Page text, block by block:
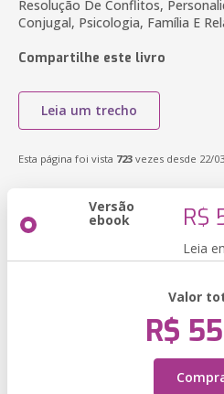
Resolução De Conflitos,
Conjugal, Psicologia, Família E
Compartilhe este livro
Leia um trecho
Esta página foi vista 723 vezes desde 22/
Versão
ebook R$
Leia
Valor
R$